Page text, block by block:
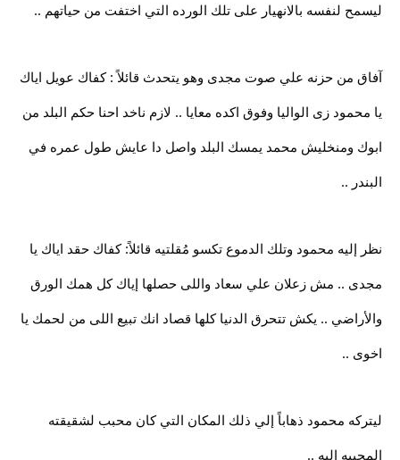
ليسمح لنفسه بالانهيار على تلك الورده التي اختفت من حياتهم ..
آفاق من حزنه علي صوت مجدى وهو يتحدث قائلاً : كفاك عويل اياك
يا محمود زى الواليا وفوق اكده معايا .. لازم ناخد احنا حكم البلد من
ابوك ومنخليش محمد يمسك البلد واصل دا عايش طول عمره في
البندر ..
نظر إليه محمود وتلك الدموع تكسو مُقلتيه قائلاً: كفاك حقد اياك يا
مجدى .. مش زعلان علي سعاد واللى حصلها إياك كل همك الورق
والأراضي .. يكش تتحرق الدنيا كلها قصاد انك تبيع اللى من لحمك يا
اخوى ..
ليتركه محمود ذهاباً إلي ذلك المكان التي كان محبب لشقيقته
المحببه إليه ..